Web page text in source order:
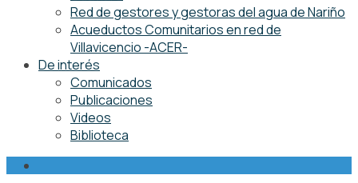
Red de gestores y gestoras del agua de Nariño
Acueductos Comunitarios en red de
Villavicencio -ACER-
De interés
Comunicados
Publicaciones
Videos
Biblioteca